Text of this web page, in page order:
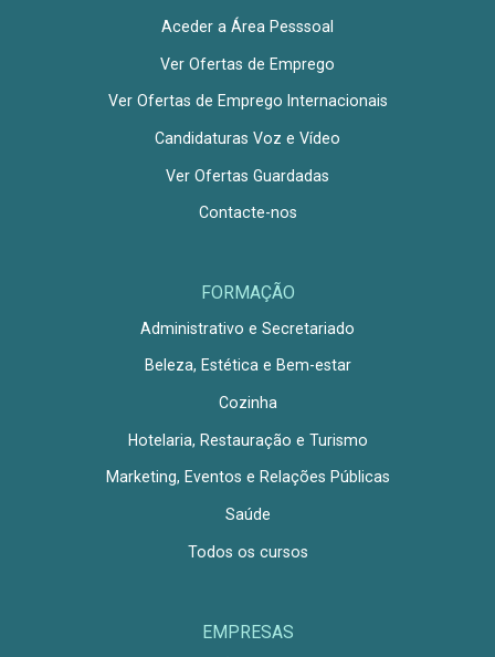
Aceder a Área Pesssoal
Ver Ofertas de Emprego
Ver Ofertas de Emprego Internacionais
Candidaturas Voz e Vídeo
Ver Ofertas Guardadas
Contacte-nos
FORMAÇÃO
Administrativo e Secretariado
Beleza, Estética e Bem-estar
Cozinha
Hotelaria, Restauração e Turismo
Marketing, Eventos e Relações Públicas
Saúde
Todos os cursos
EMPRESAS